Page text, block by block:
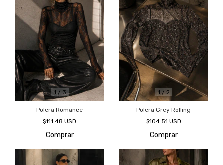
1/3
Polera Romance
$111.48 USD
Comprar
1 / 2
Polera Grey Rolling
$104.51 USD
Comprar